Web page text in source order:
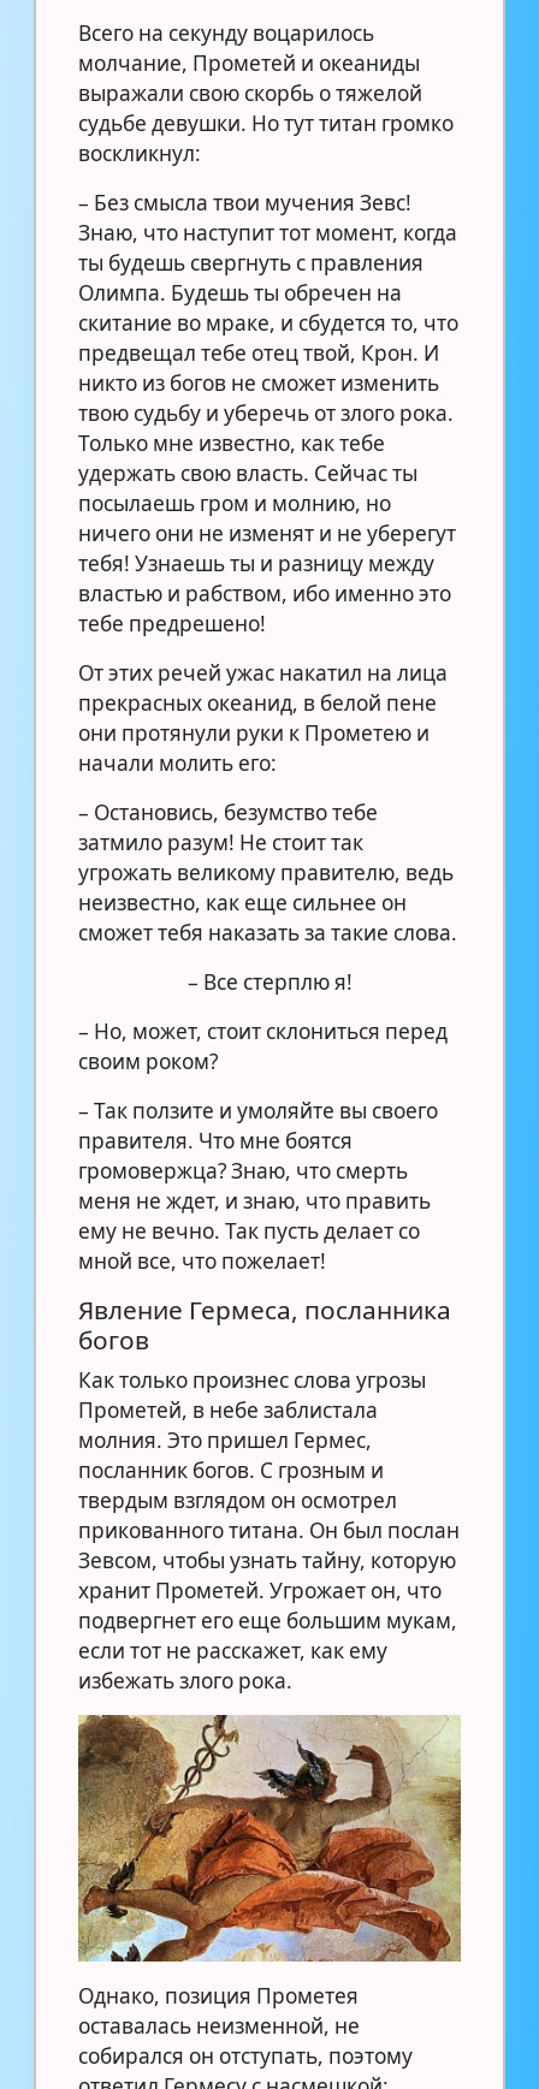
Всего на секунду воцарилось
молчание, Прометей и океаниды
выражали свою скорбь о тяжелой
судьбе девушки. Но тут титан громко
воскликнул:
– Без смысла твои мучения Зевс!
Знаю, что наступит тот момент, когда
ты будешь свергнуть с правления
Олимпа. Будешь ты обречен на
скитание во мраке, и сбудется то, что
предвещал тебе отец твой, Крон. И
никто из богов не сможет изменить
твою судьбу и уберечь от злого рока.
Только мне известно, как тебе
удержать свою власть. Сейчас ты
посылаешь гром и молнию, но
ничего они не изменят и не уберегут
тебя! Узнаешь ты и разницу между
властью и рабством, ибо именно это
тебе предрешено!
От этих речей ужас накатил на лица
прекрасных океанид, в белой пене
они протянули руки к Прометею и
начали молить его:
– Остановись, безумство тебе
затмило разум! Не стоит так
угрожать великому правителю, ведь
неизвестно, как еще сильнее он
сможет тебя наказать за такие слова.
– Все стерплю я!
– Но, может, стоит склониться перед
своим роком?
– Так ползите и умоляйте вы своего
правителя. Что мне боятся
громовержца? Знаю, что смерть
меня не ждет, и знаю, что править
ему не вечно. Так пусть делает со
мной все, что пожелает!
Явление Гермеса, посланника
богов
Как только произнес слова угрозы
Прометей, в небе заблистала
молния. Это пришел Гермес,
посланник богов. С грозным и
твердым взглядом он осмотрел
прикованного титана. Он был послан
Зевсом, чтобы узнать тайну, которую
хранит Прометей. Угрожает он, что
подвергнет его еще большим мукам,
если тот не расскажет, как ему
избежать злого рока.
Однако, позиция Прометея
оставалась неизменной, не
собирался он отступать, поэтому